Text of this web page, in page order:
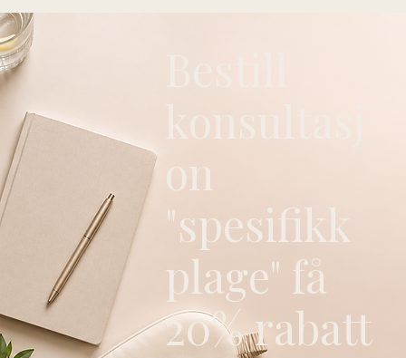
on
"spesifikk
plage" få
20% rabatt